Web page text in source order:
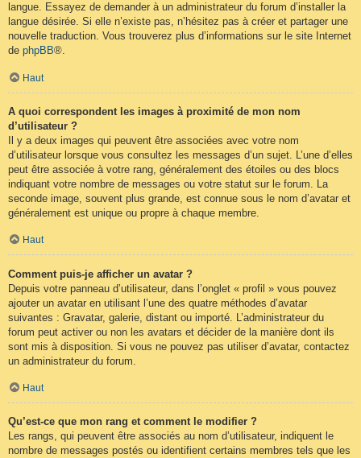
langue. Essayez de demander à un administrateur du forum d’installer la
langue désirée. Si elle n’existe pas, n’hésitez pas à créer et partager une
nouvelle traduction. Vous trouverez plus d’informations sur le site Internet
de phpBB®.
Haut
A quoi correspondent les images à proximité de mon nom
d’utilisateur ?
Il y a deux images qui peuvent être associées avec votre nom
d’utilisateur lorsque vous consultez les messages d’un sujet. L’une d’elles
peut être associée à votre rang, généralement des étoiles ou des blocs
indiquant votre nombre de messages ou votre statut sur le forum. La
seconde image, souvent plus grande, est connue sous le nom d’avatar et
généralement est unique ou propre à chaque membre.
Haut
Comment puis-je afficher un avatar ?
Depuis votre panneau d’utilisateur, dans l’onglet « profil » vous pouvez
ajouter un avatar en utilisant l’une des quatre méthodes d’avatar
suivantes : Gravatar, galerie, distant ou importé. L’administrateur du
forum peut activer ou non les avatars et décider de la manière dont ils
sont mis à disposition. Si vous ne pouvez pas utiliser d’avatar, contactez
un administrateur du forum.
Haut
Qu’est-ce que mon rang et comment le modifier ?
Les rangs, qui peuvent être associés au nom d’utilisateur, indiquent le
nombre de messages postés ou identifient certains membres tels que les